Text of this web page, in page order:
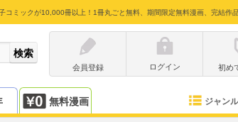
コミックが10,000冊以上！1冊丸ごと無料、期間限定無料漫画、完結作
会員登録
ログイン 初め
無料漫画 ジャンル